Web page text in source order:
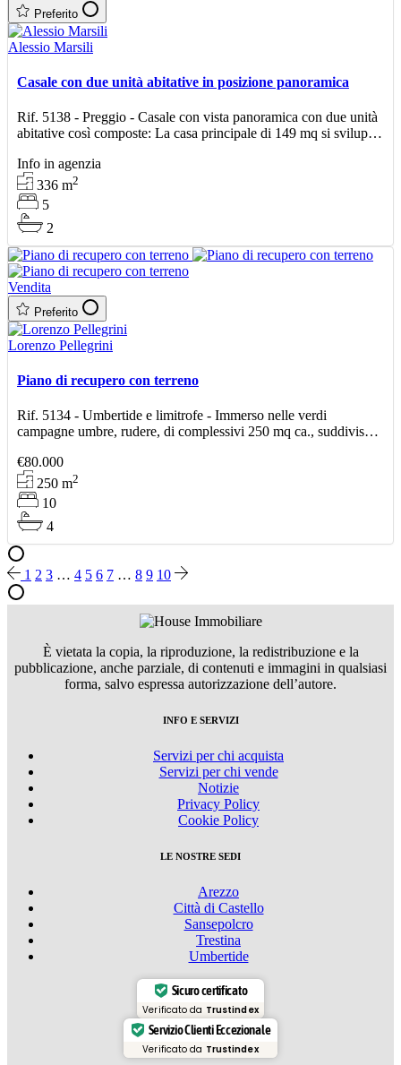
Preferito
Alessio Marsili
Casale con due unità abitative in posizione panoramica
Rif. 5138 - Preggio - Casale con vista panoramica con due unità
abitative così composte: La casa principale di 149 mq si sviluppa
Info in agenzia
336m2
5
2
Vendita
Preferito
Lorenzo Pellegrini
Piano di recupero con terreno
Rif. 5134 - Umbertide e limitrofe - Immerso nelle verdi
campagne umbre, rudere, di complessivi 250 mq ca., suddiviso
€80.000
250m2
10
4
1 2 3 … 4 5 6 7 … 8 9 10
È vietata la copia, la riproduzione, la redistribuzione e la
pubblicazione, anche parziale, di contenuti e immagini in qualsiasi
forma, salvo espressa autorizzazione dell’autore.
INFO E SERVIZI
Servizi per chi acquista
Servizi per chi vende
Notizie
Privacy Policy
Cookie Policy
LE NOSTRE SEDI
Arezzo
Città di Castello
Sansepolcro
Trestina
Umbertide
Sicuro certificato
Verificato da Trustindex
Servizio Clienti Eccezionale
Verificato da Trustindex